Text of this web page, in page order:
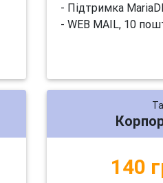
- Підтримка
- WEB MAIL, 10
140